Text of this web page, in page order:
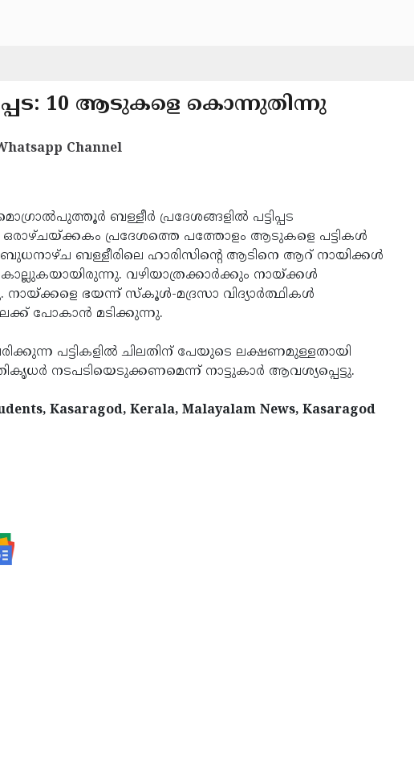
10 ആടുകളെ കൊന്നുതിന്നു
Channel
ബള്ളീര്‍ പ്രദേശങ്ങളില്‍ പട്ടിപ്പട
ഒരാഴ്ചയ്ക്കകം പ്രദേശത്തെ പത്തോളം ആടുകളെ പട്ടികള്‍
ബള്ളീരിലെ ഹാരിസിന്റെ ആടിനെ ആറ് നായിക്കള്‍
കൊല്ലുകയായിരുന്നു. വഴിയാത്രക്കാര്‍ക്കും നായ്ക്കള്‍
നായ്ക്കളെ ഭയന്ന് സ്‌കൂള്‍-മദ്രസാ വിദ്യാര്‍ത്ഥികള്‍
പോകാന്‍ മടിക്കുന്നു.
പട്ടികളില്‍ ചിലതിന് പേയുടെ ലക്ഷണമുള്ളതായി
നടപടിയെടുക്കണമെന്ന് നാട്ടുകാര്‍ ആവശ്യപ്പെട്ടു.
Kasaragod, Kerala, Malayalam News, Kasaragod